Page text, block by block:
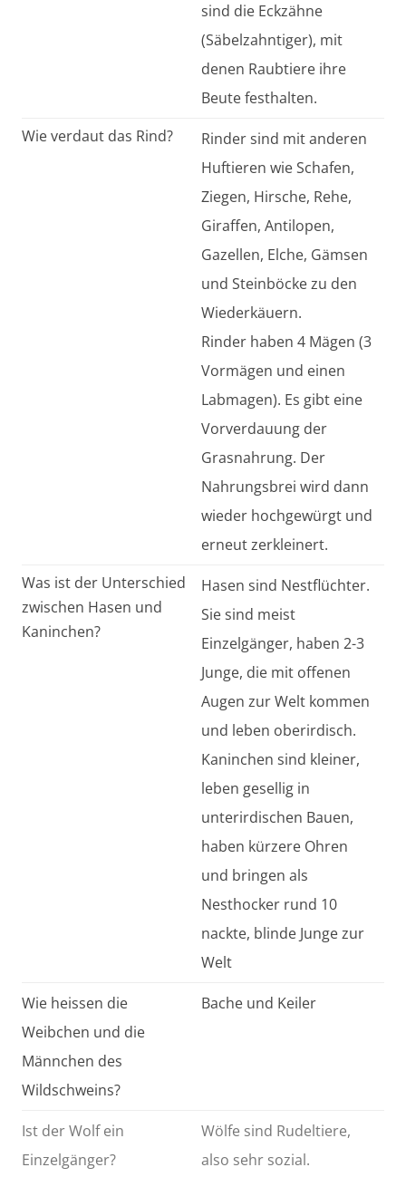
sind die Eckzähne
(Säbelzahntiger), mit
denen Raubtiere ihre
Beute festhalten.
Wie verdaut das Rind?
Rinder sind mit anderen
Huftieren wie Schafen,
Ziegen, Hirsche, Rehe,
Giraffen, Antilopen,
Gazellen, Elche, Gämsen
und Steinböcke zu den
Wiederkäuern.
Rinder haben 4 Mägen (3
Vormägen und einen
Labmagen). Es gibt eine
Vorverdauung der
Grasnahrung. Der
Nahrungsbrei wird dann
wieder hochgewürgt und
erneut zerkleinert.
Was ist der Unterschied
zwischen Hasen und
Kaninchen?
Hasen sind Nestflüchter.
Sie sind meist
Einzelgänger, haben 2-3
Junge, die mit offenen
Augen zur Welt kommen
und leben oberirdisch.
Kaninchen sind kleiner,
leben gesellig in
unterirdischen Bauen,
haben kürzere Ohren
und bringen als
Nesthocker rund 10
nackte, blinde Junge zur
Welt
Wie heissen die
Weibchen und die
Männchen des
Wildschweins?
Bache und Keiler
Ist der Wolf ein
Einzelgänger?
Wölfe sind Rudeltiere,
also sehr sozial.